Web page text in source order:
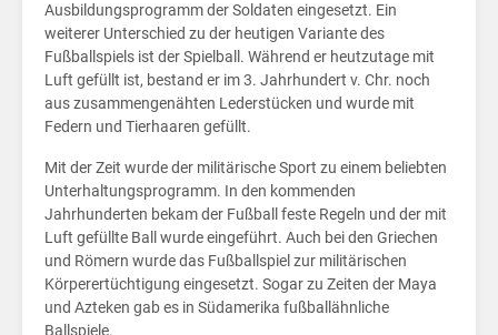
Ausbildungsprogramm der Soldaten eingesetzt. Ein
weiterer Unterschied zu der heutigen Variante des
Fußballspiels ist der Spielball. Während er heutzutage mit
Luft gefüllt ist, bestand er im 3. Jahrhundert v. Chr. noch
aus zusammengenähten Lederstücken und wurde mit
Federn und Tierhaaren gefüllt.
Mit der Zeit wurde der militärische Sport zu einem beliebten
Unterhaltungsprogramm. In den kommenden
Jahrhunderten bekam der Fußball feste Regeln und der mit
Luft gefüllte Ball wurde eingeführt. Auch bei den Griechen
und Römern wurde das Fußballspiel zur militärischen
Körperertüchtigung eingesetzt. Sogar zu Zeiten der Maya
und Azteken gab es in Südamerika fußballähnliche
Ballspiele.